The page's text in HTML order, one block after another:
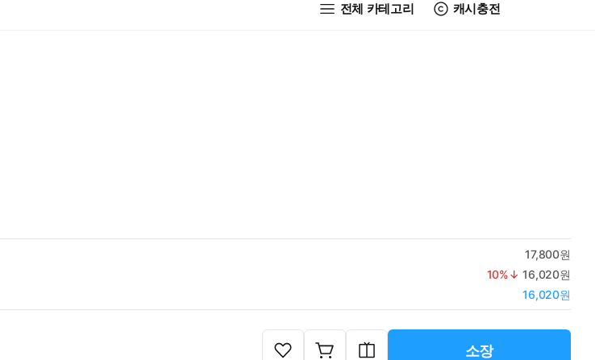
전체 카테고리 캐시충전
17,800원
10%↓ 16,020원
16,020원
소장